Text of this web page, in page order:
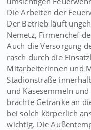
Die Arbeiten der
Der Betrieb läuft
Nemetz, Firmenchef
Auch die Versorgung
rasch durch die
Mitarbeiterinnen und
Stadionstraße
und Käsesemmeln
brachte Getränke an
bei solch körperlich
wichtig. Die